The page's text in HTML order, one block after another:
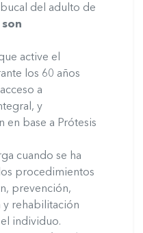
del adulto de
son
active el
los 60 años
a
y
en base a Prótesis
cuando se ha
procedimientos
prevención,
y rehabilitación
individuo.